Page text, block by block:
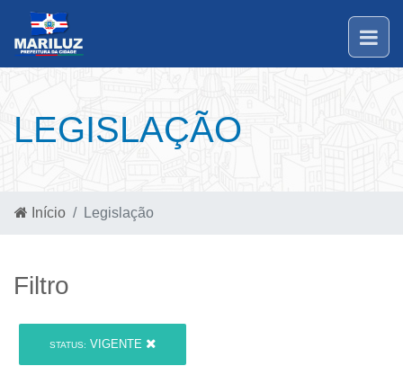
LEGISLAÇÃO
Início Legislação
Filtro
STATUS: VIGENTE